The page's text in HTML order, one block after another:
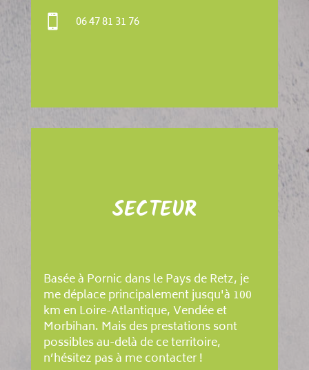
06 47 81 31 76
SECTEUR
Basée à Pornic dans le Pays de Retz, je
me déplace principalement jusqu'à 100
km en Loire-Atlantique, Vendée et
Morbihan. Mais des prestations sont
possibles au-delà de ce territoire,
n’hésitez pas à me contacter !